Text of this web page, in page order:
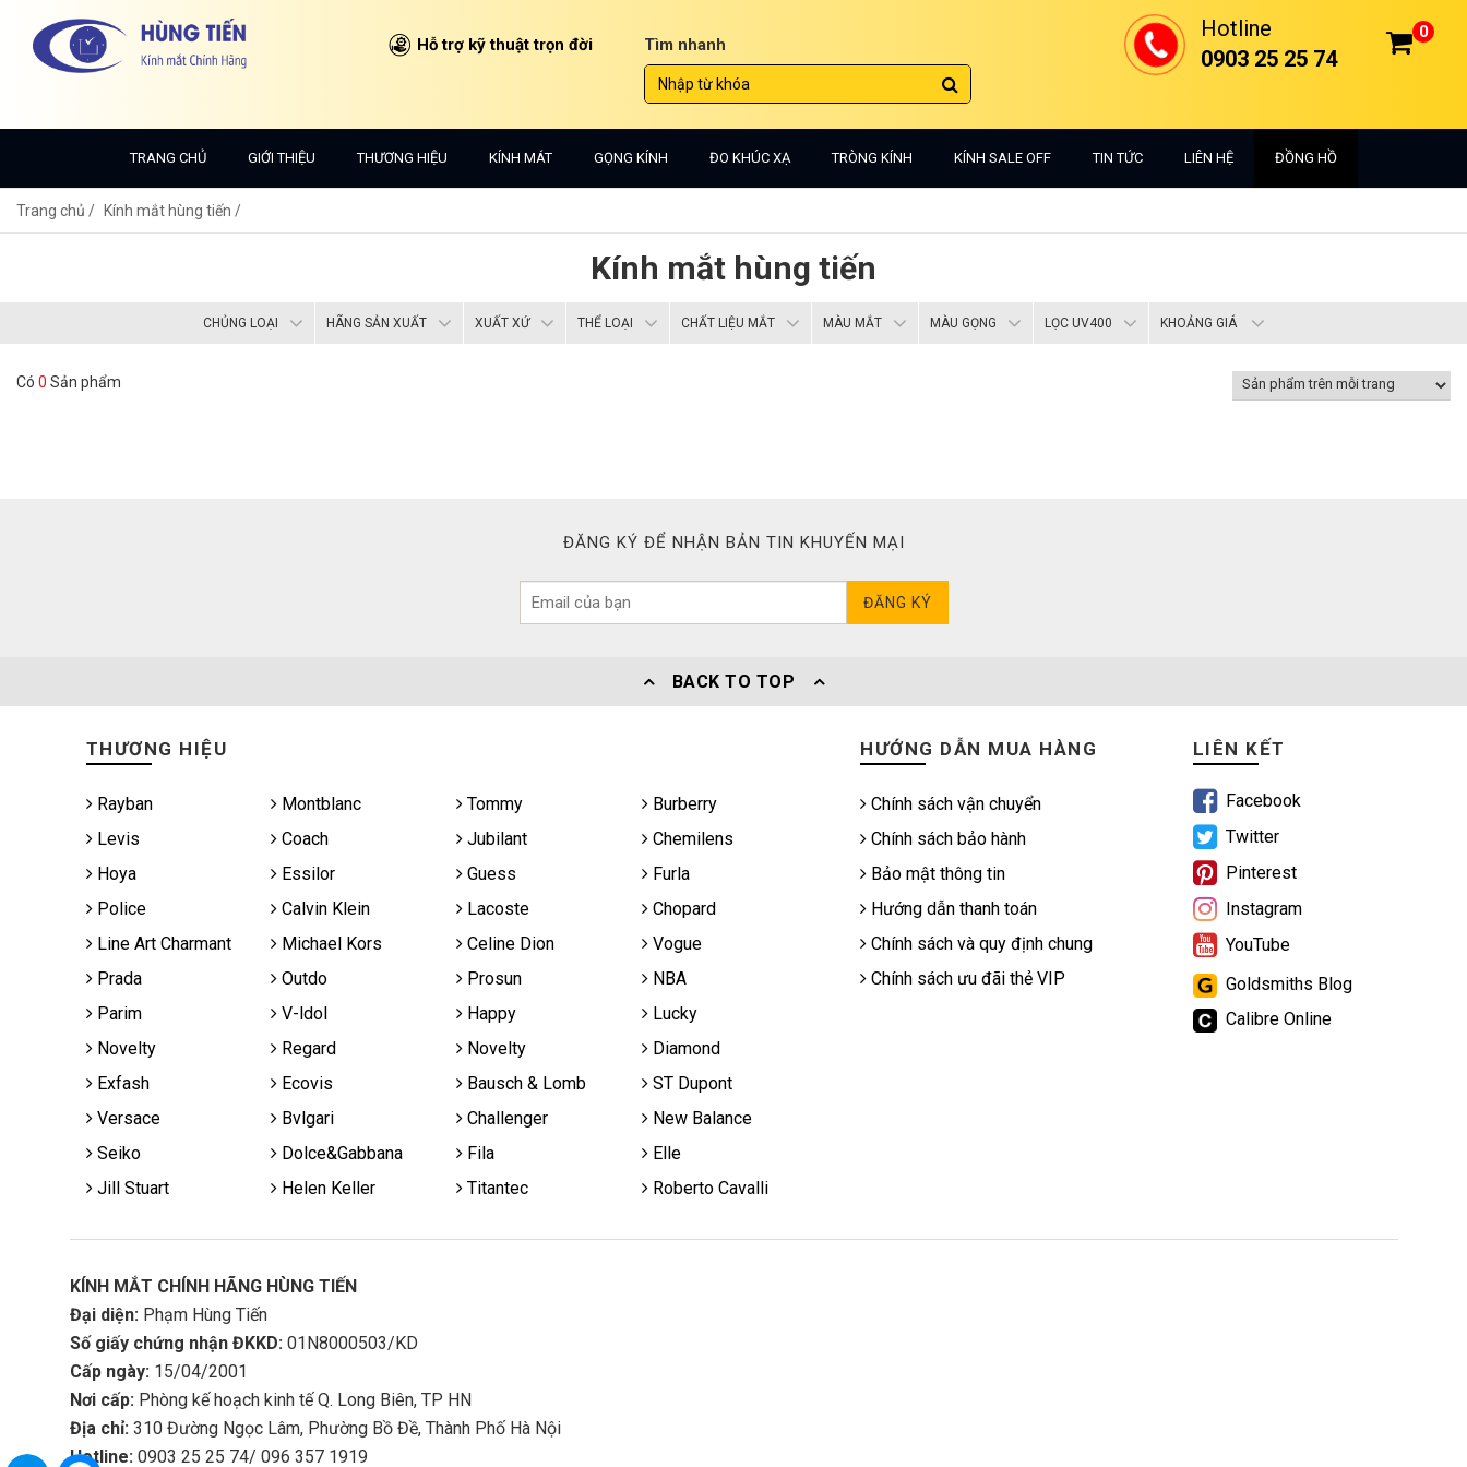
Hỗ trợ kỹ thuật trọn đời Tìm nhanh
0
Hotline
0903 25 25 74
TRANG CHỦ GIỚI THIỆU THƯƠNG HIỆU KÍNH MÁT GỌNG KÍNH ĐO KHÚC XẠ TRÒNG KÍNH KÍNH SALE OFF TIN TỨC LIÊN HỆ ĐỒNG HỒ
Trang chủ Kính mắt hùng tiến /
Kính mắt hùng tiến
CHỦNG LOẠI HÃNG SẢN XUẤT XUẤT XỨ THỂ LOẠI CHẤT LIỆU MẮT MÀU MẮT MÀU GỌNG LỌC UV400 KHOẢNG GIÁ
Có 0 Sản phẩm
ĐĂNG KÝ ĐỂ NHẬN BẢN TIN KHUYẾN MẠI
ĐĂNG KÝ
BACK TO TOP
THƯƠNG HIỆU
Rayban Montblanc Tommy
Burberry
Levis
Coach Jubilant
Chemilens
Hoya
Essilor Guess
Furla
Police
Calvin Klein Lacoste
Chopard
Line Art Charmant
Michael Kors Celine Dion
Vogue
Prada
Outdo Prosun
NBA
Parim
V-ldol Happy
Lucky
Novelty
Regard Novelty
Diamond
Exfash
Ecovis Bausch & Lomb
ST Dupont
Versace
Bvlgari Challenger
New Balance
Seiko
Dolce&Gabbana Fila
Elle
Jill Stuart
Helen Keller Titantec Roberto Cavalli
HƯỚNG DẪN MUA HÀNG
Chính sách vận chuyển
Chính sách bảo hành
Bảo mật thông tin
Hướng dẫn thanh toán
Chính sách và quy định chung
Chính sách ưu đãi thẻ VIP
LIÊN KẾT
Facebook
Twitter
Pinterest
Instagram
YouTube
Goldsmiths Blog
Calibre Online
KÍNH MẮT CHÍNH HÃNG HÙNG TIẾN
Đại diện:Phạm Hùng Tiến
Số giấy chứng nhận ĐKKD: 01N8000503/KD
Cấp ngày:15/04/2001
Nơi cấp: Phòng kế hoạch kinh tế Q. Long Biên, TP HN
Địa chỉ:310 Đường Ngọc Lâm, Phường Bồ Đề, Thành Phố Hà Nội
Hotline:0903 25 25 74/ 096 357 1919